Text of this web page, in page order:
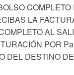
LA
AL
POR
DEL DESTINO